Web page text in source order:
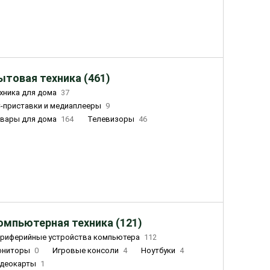
техника (461)
для дома 37
приставки и медиаплееры
9
для дома 164 Телевизоры 46
техника (121)
устройства компьютера 112
0 Игровые консоли 4 Ноутбуки 4
1